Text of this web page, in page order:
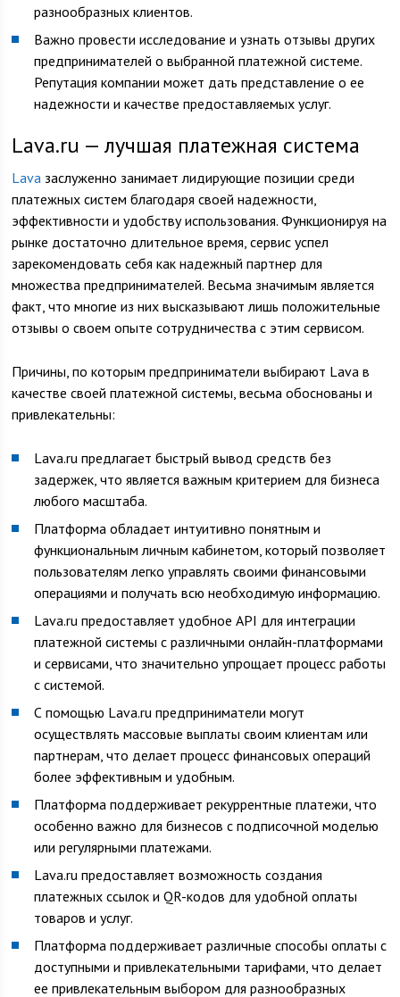
разнообразных клиентов.
Важно провести исследование и узнать отзывы других
предпринимателей о выбранной платежной системе.
Репутация компании может дать представление о ее
надежности и качестве предоставляемых услуг.
Lava.ru — лучшая платежная система
Lava заслуженно занимает лидирующие позиции среди
платежных систем благодаря своей надежности,
эффективности и удобству использования. Функционируя на
рынке достаточно длительное время, сервис успел
зарекомендовать себя как надежный партнер для
множества предпринимателей. Весьма значимым является
факт, что многие из них высказывают лишь положительные
отзывы о своем опыте сотрудничества с этим сервисом.
Причины, по которым предприниматели выбирают Lava в
качестве своей платежной системы, весьма обоснованы и
привлекательны:
Lava.ru предлагает быстрый вывод средств без
задержек, что является важным критерием для бизнеса
любого масштаба.
Платформа обладает интуитивно понятным и
функциональным личным кабинетом, который позволяет
пользователям легко управлять своими финансовыми
операциями и получать всю необходимую информацию.
Lava.ru предоставляет удобное API для интеграции
платежной системы с различными онлайн-платформами
и сервисами, что значительно упрощает процесс работы
с системой.
С помощью Lava.ru предприниматели могут
осуществлять массовые выплаты своим клиентам или
партнерам, что делает процесс финансовых операций
более эффективным и удобным.
Платформа поддерживает рекуррентные платежи, что
особенно важно для бизнесов с подписочной моделью
или регулярными платежами.
Lava.ru предоставляет возможность создания
платежных ссылок и QR-кодов для удобной оплаты
товаров и услуг.
Платформа поддерживает различные способы оплаты с
доступными и привлекательными тарифами, что делает
ее привлекательным выбором для разнообразных